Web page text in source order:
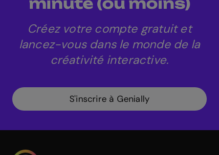
Créez votre compte gratuit et
lancez-vous dans le monde de la
créativité interactive.
S'inscrire à Genially